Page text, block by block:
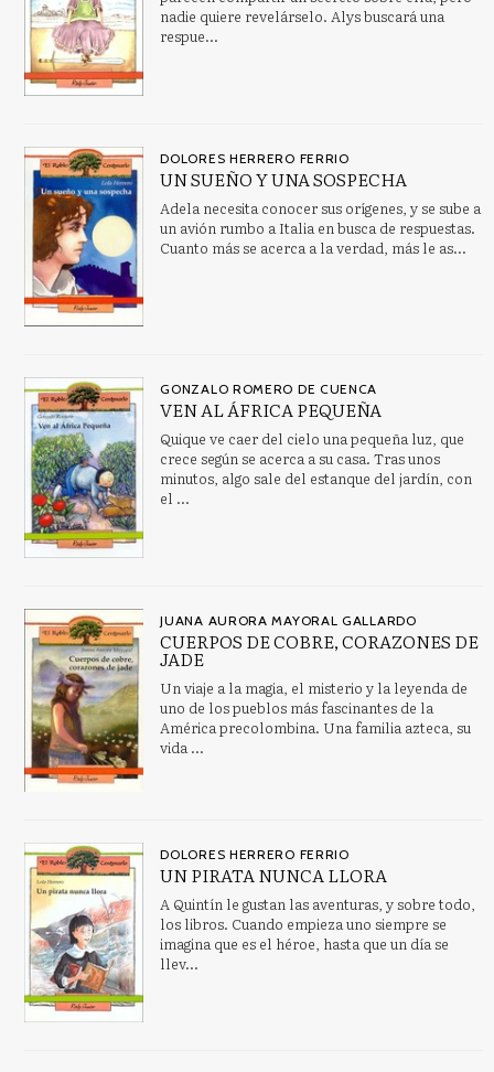
nadie quiere revelárselo. Alys buscará una
respue...
DOLORES HERRERO FERRIO
UN SUEÑO Y UNA SOSPECHA
Adela necesita conocer sus orígenes, y se sube a
un avión rumbo a Italia en busca de respuestas.
Cuanto más se acerca a la verdad, más le as...
GONZALO ROMERO DE CUENCA
VEN AL ÁFRICA PEQUEÑA
Quique ve caer del cielo una pequeña luz, que
crece según se acerca a su casa. Tras unos
minutos, algo sale del estanque del jardín, con
el ...
JUANA AURORA MAYORAL GALLARDO
CUERPOS DE COBRE, CORAZONES DE
JADE
Un viaje a la magia, el misterio y la leyenda de
uno de los pueblos más fascinantes de la
América precolombina. Una familia azteca, su
vida ...
DOLORES HERRERO FERRIO
UN PIRATA NUNCA LLORA
A Quintín le gustan las aventuras, y sobre todo,
los libros. Cuando empieza uno siempre se
imagina que es el héroe, hasta que un día se
llev...